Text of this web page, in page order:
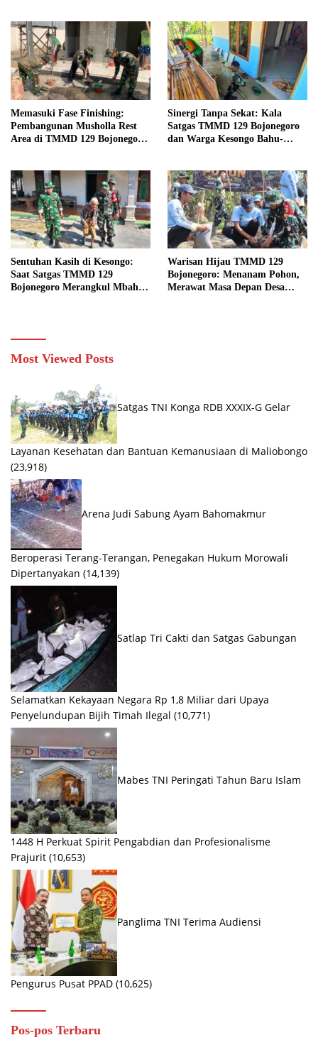
Memasuki Fase Finishing:
Pembangunan Musholla Rest
Area di TMMD 129 Bojonegoro
Sinergi Tanpa Sekat: Kala
Satgas TMMD 129 Bojonegoro
dan Warga Kesongo Bahu-
Sentuhan Kasih di Kesongo:
Saat Satgas TMMD 129
Bojonegoro Merangkul Mbah
Warisan Hijau TMMD 129
Bojonegoro: Menanam Pohon,
Merawat Masa Depan Desa
Most Viewed Posts
Satgas TNI Konga RDB XXXIX-G Gelar
Layanan Kesehatan dan Bantuan Kemanusiaan di Maliobongo
(23,918)
Arena Judi Sabung Ayam Bahomakmur
Beroperasi Terang-Terangan, Penegakan Hukum Morowali
Dipertanyakan (14,139)
Satlap Tri Cakti dan Satgas Gabungan
Selamatkan Kekayaan Negara Rp 1,8 Miliar dari Upaya
Penyelundupan Bijih Timah Ilegal (10,771)
Mabes TNI Peringati Tahun Baru Islam
1448 H Perkuat Spirit Pengabdian dan Profesionalisme
Prajurit (10,653)
Panglima TNI Terima Audiensi
Pengurus Pusat PPAD (10,625)
Pos-pos Terbaru